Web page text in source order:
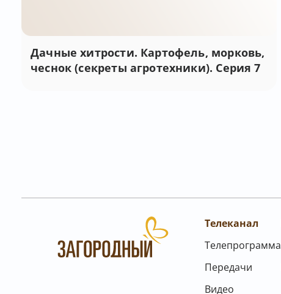
Дачные хитрости. Картофель, морковь,
чеснок (секреты агротехники). Серия 7
Телеканал
Телепрограмма
Передачи
Видео